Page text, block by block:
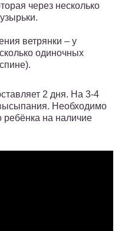
через несколько
ветрянки – у
одиночных
2 дня. На 3-4
Необходимо
ребёнка на наличие